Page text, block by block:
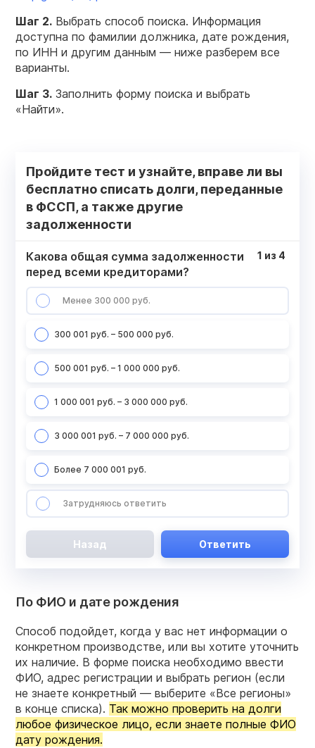
Шаг 2. Выбрать способ поиска. Информация
доступна по фамилии должника, дате рождения,
по ИНН и другим данным — ниже разберем все
варианты.
Шаг 3. Заполнить форму поиска и выбрать
«Найти».
Пройдите тест и узнайте, вправе ли вы
бесплатно списать долги, переданные
в ФССП, а также другие
задолженности
Какова общая сумма задолженности
перед всеми кредиторами?
Менее 300 000 руб.
300 001 руб. – 500 000 руб.
500 001 руб. – 1 000 000 руб.
1 000 001 руб. – 3 000 000 руб.
3 000 001 руб. – 7 000 000 руб.
Более 7 000 001 руб.
Затрудняюсь ответить
1 из 4
Назад Ответить
По ФИО и дате рождения
Способ подойдет, когда у вас нет информации о
конкретном производстве, или вы хотите уточнить
их наличие. В форме поиска необходимо ввести
ФИО, адрес регистрации и выбрать регион (если
не знаете конкретный — выберите «Все регионы»
в конце списка). Так можно проверить на долги
любое физическое лицо, если знаете полные ФИО
дату рождения.